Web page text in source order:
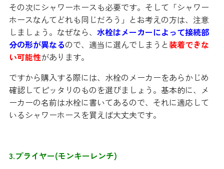
その次にシャワーホースも必要です。そして「シャワー
ホースなんてどれも同じだろう」とお考えの方は、注意
しましょう。なぜなら、 水栓はメーカーによって接続部
分の形が異なるので、適当に選んでしまうと装着できな
い可能性があります。
ですから購入する際には、水栓のメーカーをあらかじめ
確認してピッタリのものを選びましょう。基本的に、メ
ーカーの名前は水栓に書いてあるので、それに適応して
いるシャワーホースを買えば大丈夫です。
3.プライヤー(モンキーレンチ)